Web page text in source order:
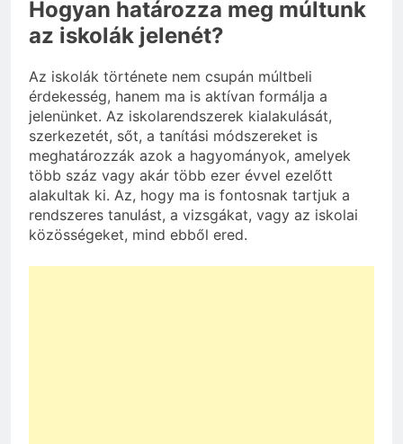
Hogyan határozza meg múltunk
az iskolák jelenét?
Az iskolák története nem csupán múltbeli
érdekesség, hanem ma is aktívan formálja a
jelenünket. Az iskolarendszerek kialakulását,
szerkezetét, sőt, a tanítási módszereket is
meghatározzák azok a hagyományok, amelyek
több száz vagy akár több ezer évvel ezelőtt
alakultak ki. Az, hogy ma is fontosnak tartjuk a
rendszeres tanulást, a vizsgákat, vagy az iskolai
közösségeket, mind ebből ered.